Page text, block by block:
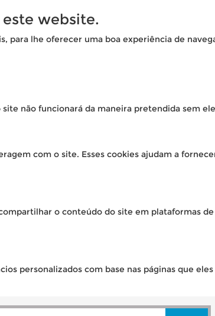
website.
lhe oferecer uma boa experiência de
não funcionará da maneira pretendida sem
com o site. Esses cookies ajudam a
o conteúdo do site em plataformas
personalizados com base nas páginas que